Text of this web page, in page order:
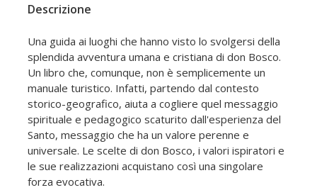
Descrizione
Una guida ai luoghi che hanno visto lo svolgersi della
splendida avventura umana e cristiana di don Bosco.
Un libro che, comunque, non è semplicemente un
manuale turistico. Infatti, partendo dal contesto
storico-geografico, aiuta a cogliere quel messaggio
spirituale e pedagogico scaturito dall'esperienza del
Santo, messaggio che ha un valore perenne e
universale. Le scelte di don Bosco, i valori ispiratori e
le sue realizzazioni acquistano così una singolare
forza evocativa.